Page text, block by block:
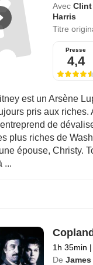
Avec Clint
Harris
Titre
Presse
4,4
est un Arsène
pris aux
de
plus riches de
épouse, Christy.
...
1h 35min |
De